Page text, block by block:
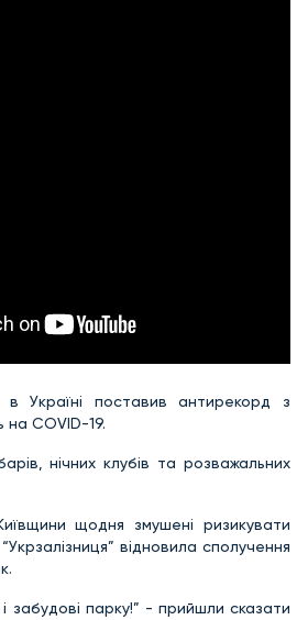
Україні поставив антирекорд з
на COVID-19.
нічних клубів та розважальних
щодня змушені ризикувати
відновила сполучення
забудові парку!” - прийшли сказати